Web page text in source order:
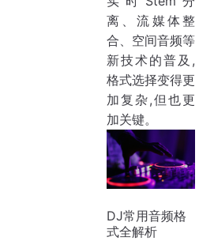
离、流媒体整
合、空间音频等
新技术的普及,
格式选择变得更
加复杂,但也更
加关键。
DJ常用音频格
式全解析